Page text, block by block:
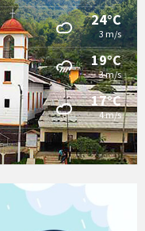
24°C
3 m/s
19°C
3 m/s
17°C
4 m/s